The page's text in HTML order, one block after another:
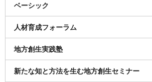
ベーシック
人材育成フォーラム
地方創生実践塾
新たな知と方法を生む地方創生セミナー